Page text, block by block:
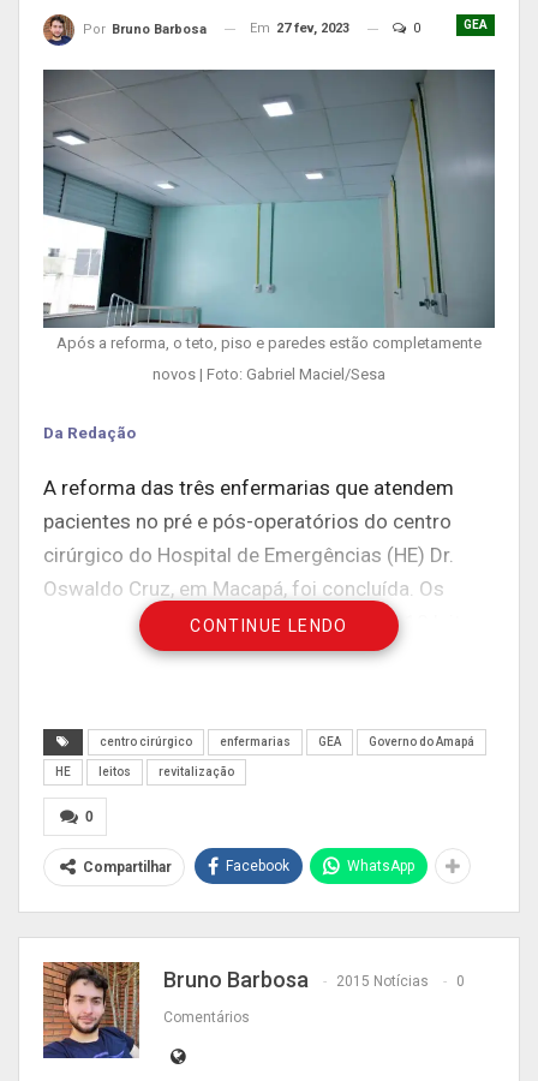
GEA
Por Bruno Barbosa Em 27 fev, 2023 0
Após a reforma, o teto, piso e paredes estão completamente
novos | Foto: Gabriel Maciel/Sesa
Da Redação
A reforma das três enfermarias que atendem
pacientes no pré e pós-operatórios do centro
cirúrgico do Hospital de Emergências (HE) Dr.
Oswaldo Cruz, em Macapá, foi concluída. Os
espaços, com capacidade para mais de 18 leitos
clínicos, além dos banheiros, tiveram tetos,
elétrica, totalmente revitalizados.
As enfermarias estão localizadas no segundo
andar do HE. Ao todo, 30 ambientes passam por
reforma desde o início de janeiro. Antes dos
trabalhos, o prédio apresentava problemas de
goteiras, paredes cruas, lajotas soltas e
banheiros em péssimas condições de uso, três
deles estavam interditados parcialmente e
funcionavam de forma precária.
“Foi realizado um trabalho de reforma hidráulica,
CONTINUE LENDO
centro cirúrgico enfermarias GEA Governo do Amapá
HE leitos revitalização
0
Compartilhar Facebook WhatsApp
Bruno Barbosa 2015 Notícias 0
Comentários